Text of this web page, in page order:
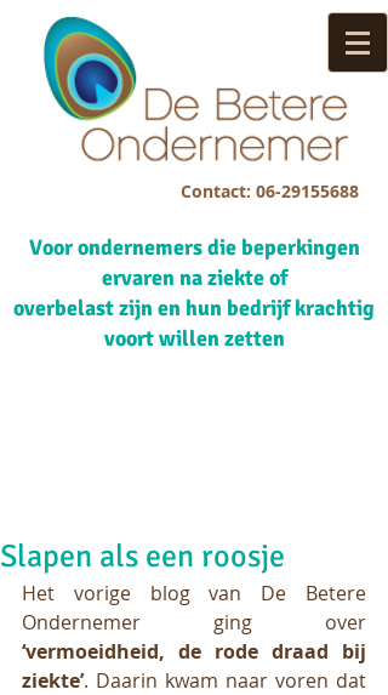
Contact: 06-29155688
Voor ondernemers die beperkingen
ervaren na ziekte of
overbelast zijn en hun bedrijf krachtig
voort willen zetten
Slapen als een roosje
Het vorige blog van De Betere
‘vermoeidheid, de rode draad bij
ziekte’. Daarin kwam naar voren dat